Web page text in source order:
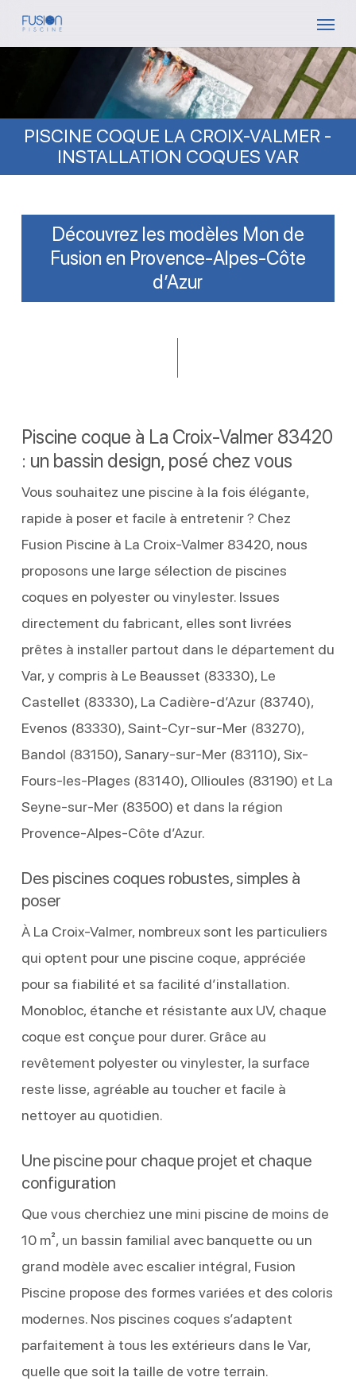
Skip
PISCINE COQUE LA CROIX-VALMER -
INSTALLATION COQUES VAR
Découvrez les modèles Mon de
Fusion en Provence-Alpes-Côte
d’Azur
Piscine coque à La Croix-Valmer 83420
: un bassin design, posé chez vous
Vous souhaitez une piscine à la fois élégante,
rapide à poser et facile à entretenir ? Chez
Fusion Piscine à La Croix-Valmer 83420, nous
proposons une large sélection de piscines
coques en polyester ou vinylester. Issues
directement du fabricant, elles sont livrées
prêtes à installer partout dans le département du
Var, y compris à Le Beausset (83330), Le
Castellet (83330), La Cadière-d’Azur (83740),
Evenos (83330), Saint-Cyr-sur-Mer (83270),
Bandol (83150), Sanary-sur-Mer (83110), Six-
Fours-les-Plages (83140), Ollioules (83190) et La
Seyne-sur-Mer (83500) et dans la région
Provence-Alpes-Côte d’Azur.
Des piscines coques robustes, simples à
poser
À La Croix-Valmer, nombreux sont les particuliers
qui optent pour une piscine coque, appréciée
pour sa fiabilité et sa facilité d’installation.
Monobloc, étanche et résistante aux UV, chaque
coque est conçue pour durer. Grâce au
revêtement polyester ou vinylester, la surface
reste lisse, agréable au toucher et facile à
nettoyer au quotidien.
Une piscine pour chaque projet et chaque
configuration
Que vous cherchiez une mini piscine de moins de
10 m², un bassin familial avec banquette ou un
grand modèle avec escalier intégral, Fusion
Piscine propose des formes variées et des coloris
modernes. Nos piscines coques s’adaptent
parfaitement à tous les extérieurs dans le Var,
quelle que soit la taille de votre terrain.